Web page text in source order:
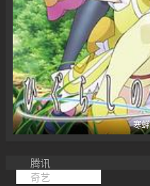
寒
腾讯
奇艺